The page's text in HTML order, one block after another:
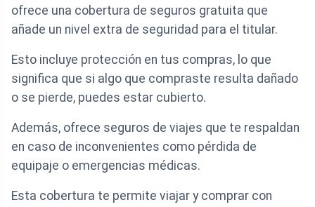
ofrece una cobertura de seguros gratuita que
añade un nivel extra de seguridad para el titular.
Esto incluye protección en tus compras, lo que
significa que si algo que compraste resulta dañado
o se pierde, puedes estar cubierto.
Además, ofrece seguros de viajes que te respaldan
en caso de inconvenientes como pérdida de
equipaje o emergencias médicas.
Esta cobertura te permite viajar y comprar con